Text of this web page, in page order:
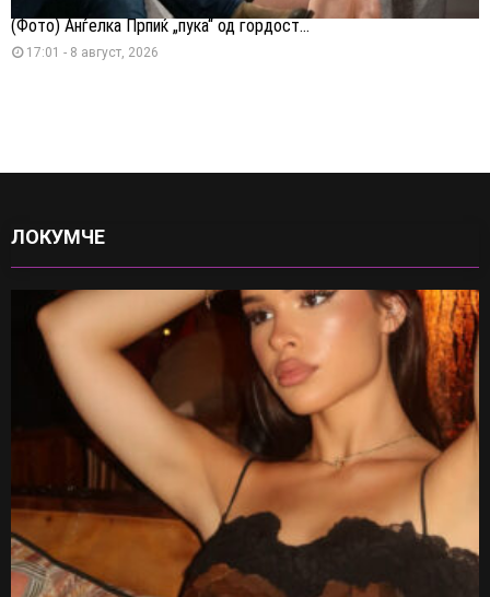
(Фото) Анѓелка Прпиќ „пука“ од гордост...
17:01 - 8 август, 2026
ЛОКУМЧЕ